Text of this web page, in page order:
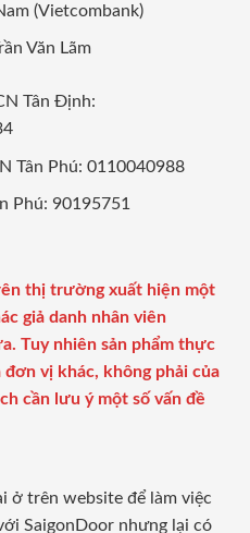
(Vietcombank)
Văn Lãm
Tân Định:
Tân Phú: 0110040988
Phú: 90195751
thị trường xuất hiện một
giả danh nhân viên
Tuy nhiên sản phẩm thực
vị khác, không phải của
cần lưu ý một số vấn đề
ở trên website để làm việc
SaigonDoor nhưng lại có